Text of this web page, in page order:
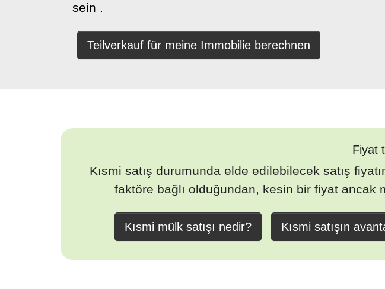
sein .
Teilverkauf für meine Immobilie berechnen
Fiyat
Kısmi satış durumunda elde edilebilecek satış
faktöre bağlı olduğundan, kesin bir fiyat ancak
Kısmi mülk satışı nedir? Kısmi satışın